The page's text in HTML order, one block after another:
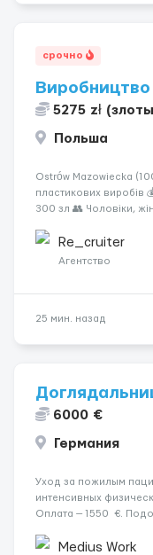
срочно
5275 zł
Польша
Ostrów Mazowiecka
пластикових виробів
300 зл 👥 Чоловіки,
житло — 400 зл. 📦
Re_cruiter
Агентство
25 мин. назад
6000 €
Германия
Уход за пожилым
интенсивных
Оплата — 1550 €.
деменції. Ночной уход:
Medius Work